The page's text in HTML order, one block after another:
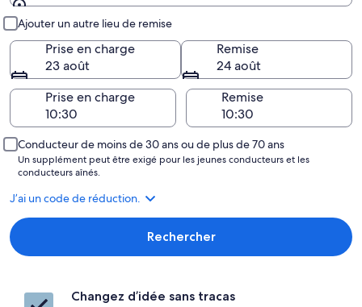
Ajouter un autre lieu de remise
Prise en charge
23 août
Remise
24 août
Prise en charge
Remise
Conducteur de moins de 30 ans ou de plus de 70 ans
Un supplément peut être exigé pour les jeunes conducteurs et les
conducteurs aînés.
J’ai un code de réduction.
Rechercher
Changez d’idée sans tracas